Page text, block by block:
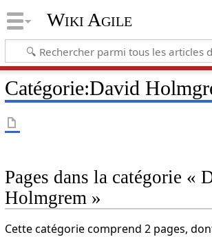
Wiki Agile
Catégorie:David
Pages dans la catégorie «
Holmgrem »
Cette catégorie comprend 2 pages,